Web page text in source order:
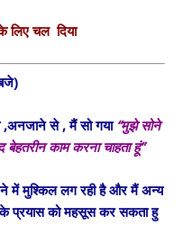
लिए चल दिया
,अनजाने से , मैं सो गया “मुझे सोने
काम करना चाहता हूं”
में मुश्किल लग रही है और मैं अन्य
प्रयास को महसूस कर सकता हु